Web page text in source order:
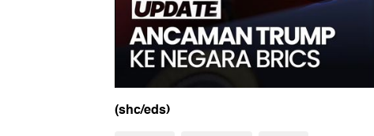
(shc/eds)